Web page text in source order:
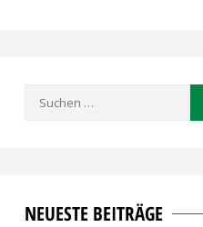
Suchen
NEUESTE BEITRÄGE